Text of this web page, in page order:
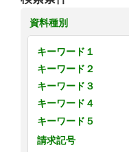
資料種別
キーワード１
キーワード２
キーワード３
キーワード４
キーワード５
請求記号